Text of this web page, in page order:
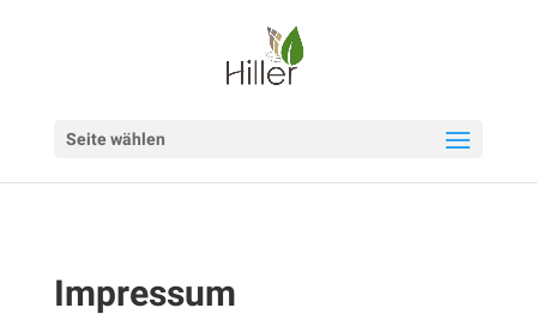
Seite wählen
Impressum